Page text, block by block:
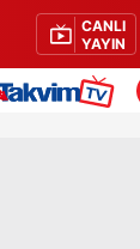
CANLI
YAYIN